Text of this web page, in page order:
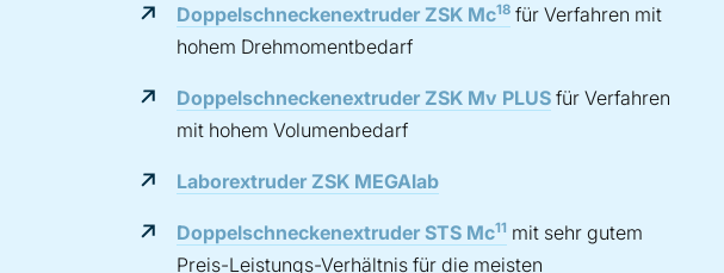
Doppelschneckenextruder ZSK Mc18 für Verfahren mit
hohem Drehmomentbedarf
Doppelschneckenextruder ZSK Mv PLUS für Verfahren
mit hohem Volumenbedarf
Laborextruder ZSK MEGAlab
Doppelschneckenextruder STS Mc11 mit sehr gutem
Preis-Leistungs-Verhältnis für die meisten